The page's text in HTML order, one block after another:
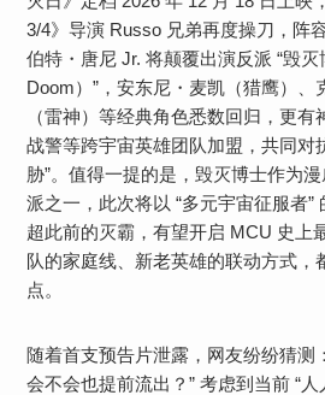
3/4》导演 Russo 兄弟再度操刀，阵
伯特・唐尼 Jr. 将颠覆出演反派 “毁
Doom）”，安东尼・麦凯（猎鹰）、
（雷神）等经典角色悉数回归，更
战警等跨宇宙英雄团队加盟，共同对
胁”。​值得一提的是，毁灭博士作为
派之一，此次将以 “多元宇宙征服者”
超此前的灭霸，有望开启 MCU 史上
队的家庭线、新老英雄的联动方式，
点。
随着首支预告片泄露，网友纷纷猜测
会不会也提前流出？” 考虑到当前 “